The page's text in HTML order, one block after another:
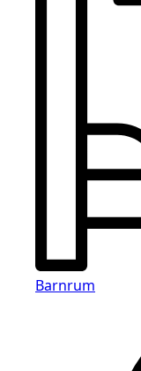
Barnrum